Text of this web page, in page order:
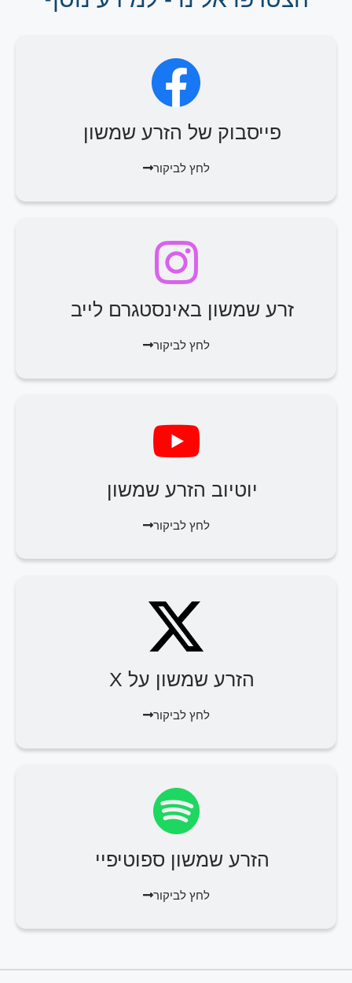
פייסבוק של הזרע שמשון
לחץ לביקור
זרע שמשון באינסטגרם לייב
לחץ לביקור
יוטיוב הזרע שמשון
לחץ לביקור
הזרע שמשון על X
לחץ לביקור
הזרע שמשון ספוטיפיי
לחץ לביקור